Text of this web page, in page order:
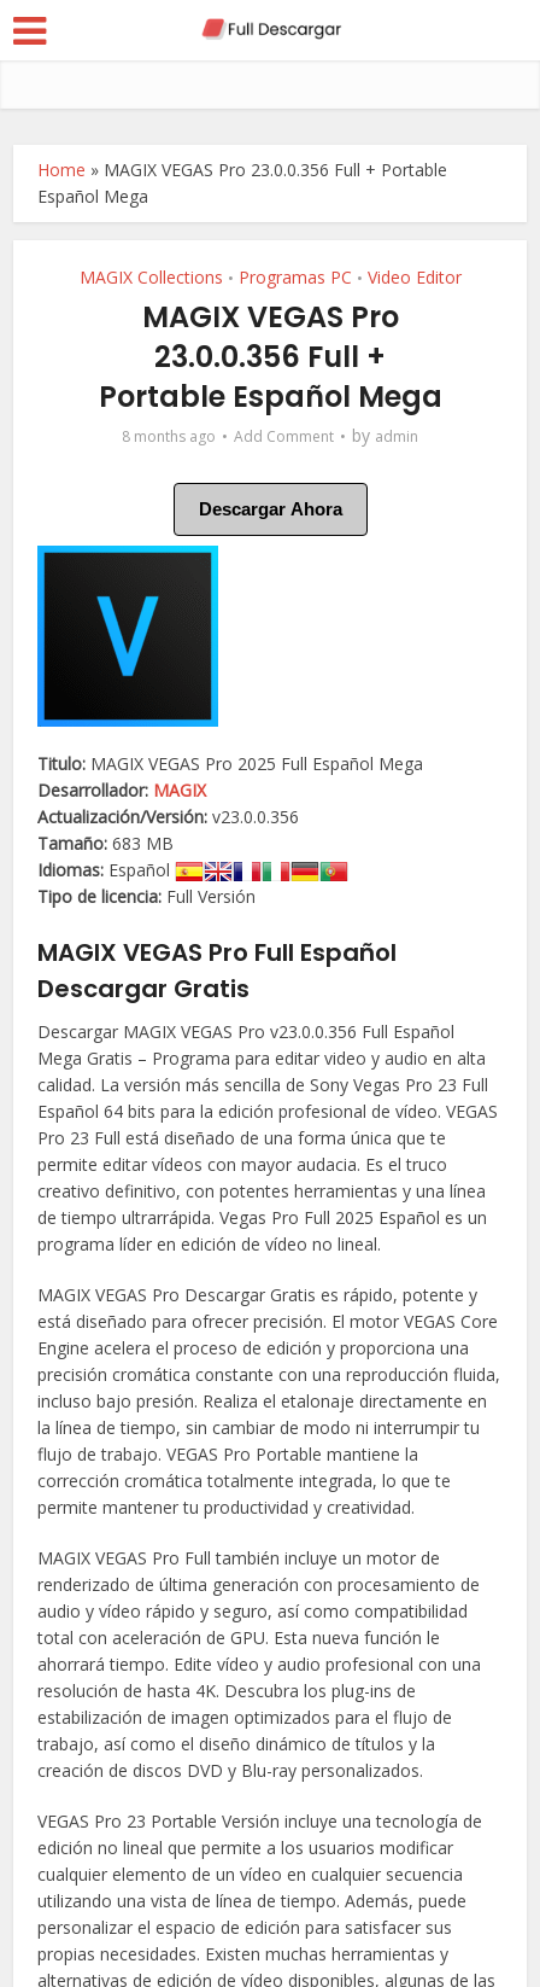
Home » MAGIX VEGAS Pro 23.0.0.356 Full + Portable
Español Mega
MAGIX Collections • Programas PC • Video Editor
MAGIX VEGAS Pro
23.0.0.356 Full +
Portable Español Mega
8 months ago Add Comment by admin
Descargar Ahora
Titulo: MAGIX VEGAS Pro 2025 Full Español Mega
Desarrollador: MAGIX
Actualización/Versión: v23.0.0.356
Tamaño: 683 MB
Idiomas: Español
Tipo de licencia: Full Versión
MAGIX VEGAS Pro Full Español
Descargar Gratis
Descargar MAGIX VEGAS Pro v23.0.0.356 Full Español
Mega Gratis – Programa para editar video y audio en alta
calidad. La versión más sencilla de Sony Vegas Pro 23 Full
Español 64 bits para la edición profesional de vídeo. VEGAS
Pro 23 Full está diseñado de una forma única que te
permite editar vídeos con mayor audacia. Es el truco
creativo definitivo, con potentes herramientas y una línea
de tiempo ultrarrápida. Vegas Pro Full 2025 Español es un
programa líder en edición de vídeo no lineal.
MAGIX VEGAS Pro Descargar Gratis es rápido, potente y
está diseñado para ofrecer precisión. El motor VEGAS Core
Engine acelera el proceso de edición y proporciona una
precisión cromática constante con una reproducción fluida,
incluso bajo presión. Realiza el etalonaje directamente en
la línea de tiempo, sin cambiar de modo ni interrumpir tu
flujo de trabajo. VEGAS Pro Portable mantiene la
corrección cromática totalmente integrada, lo que te
permite mantener tu productividad y creatividad.
MAGIX VEGAS Pro Full también incluye un motor de
renderizado de última generación con procesamiento de
audio y vídeo rápido y seguro, así como compatibilidad
total con aceleración de GPU. Esta nueva función le
ahorrará tiempo. Edite vídeo y audio profesional con una
resolución de hasta 4K. Descubra los plug-ins de
estabilización de imagen optimizados para el flujo de
trabajo, así como el diseño dinámico de títulos y la
creación de discos DVD y Blu-ray personalizados.
VEGAS Pro 23 Portable Versión incluye una tecnología de
edición no lineal que permite a los usuarios modificar
cualquier elemento de un vídeo en cualquier secuencia
utilizando una vista de línea de tiempo. Además, puede
personalizar el espacio de edición para satisfacer sus
propias necesidades. Existen muchas herramientas y
alternativas de edición de vídeo disponibles, algunas de las